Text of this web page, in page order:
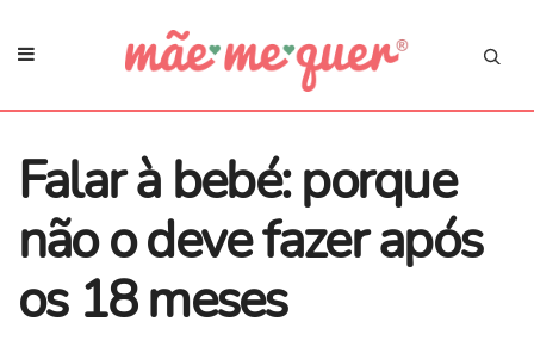
Falar à bebé: porque
não o deve fazer após
os 18 meses